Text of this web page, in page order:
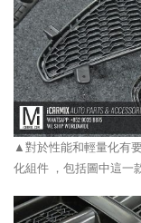
▲對於性能和輕量化有
化組件 ，包括圖中這一